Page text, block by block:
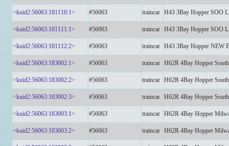
<kuid2:56063:181110:1> #56063 traincar H43 3Bay Hopper SOO
<kuid2:56063:181111:1> #56063 traincar H43 3Bay Hopper SOO
<kuid2:56063:181112:2> #56063 traincar H43 3Bay Hopper
<kuid2:56063:183002:1> #56063 traincar H62R 4Bay Hopper
<kuid2:56063:183002:2> #56063 traincar H62R 4Bay Hopper
<kuid2:56063:183002:3> #56063 traincar H62R 4Bay Hopper
<kuid2:56063:183003:1> #56063 traincar H62R 4Bay Hopper
<kuid2:56063:183003:2> #56063 traincar H62R 4Bay Hopper